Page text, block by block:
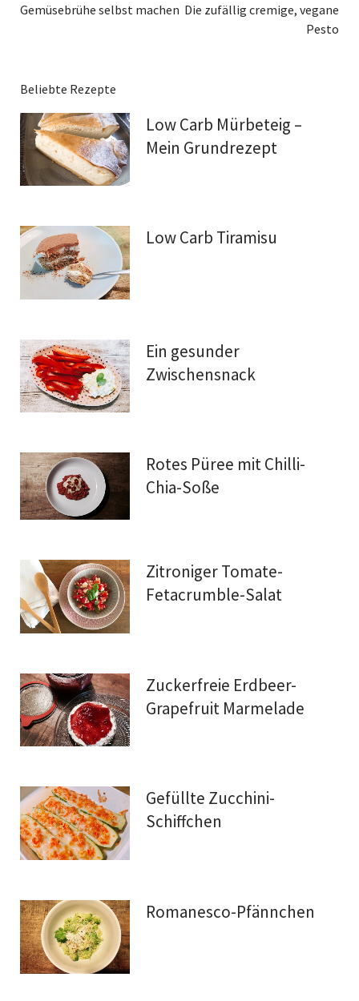
Gemüsebrühe selbst machen Die zufällig cremige, vegane
Pesto
Beliebte Rezepte
Low Carb Mürbeteig –
Mein Grundrezept
Low Carb Tiramisu
Ein gesunder
Zwischensnack
Rotes Püree mit Chilli-
Chia-Soße
Zitroniger Tomate-
Fetacrumble-Salat
Zuckerfreie Erdbeer-
Grapefruit Marmelade
Gefüllte Zucchini-
Schiffchen
Romanesco-Pfännchen